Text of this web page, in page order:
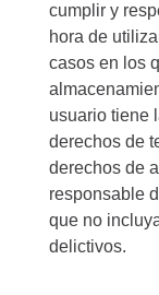
cumplir y
hora de
casos en los
usuario tiene
derechos de
derechos de
responsable
que no
delictivos.